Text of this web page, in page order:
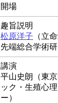
開場
趣旨説明
松原洋子 （立
先端総合学術研
講演
平山史朗（東
ック・生殖心
ー）